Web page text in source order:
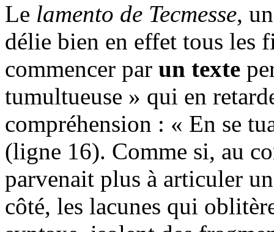
Le lamento de Tecmesse,
délie bien en effet tous les
commencer par un texte
tumultueuse » qui en
compréhension : « En se
(ligne 16). Comme si, au
parvenait plus à articuler
côté, les lacunes qui